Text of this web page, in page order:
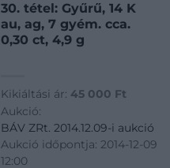
30. tétel: Gyűrű, 14 K
au, ag, 7 gyém. cca.
0,30 ct, 4,9 g
Kikiáltási ár: 45 000 Ft
Aukció:
BÁV ZRt. 2014.12.09-i aukció
Aukció időpontja: 2014-12-09
12:00